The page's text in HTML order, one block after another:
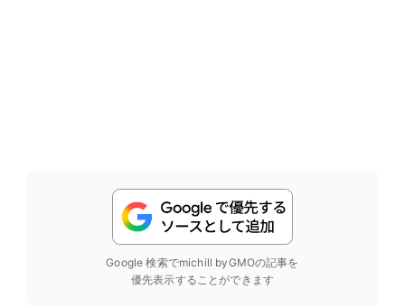
Google 検索でmichill byGMOの記事を
優先表示することができます